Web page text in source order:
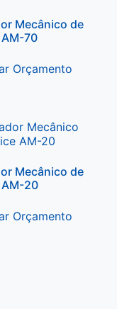
Mecânico de
70
Orçamento
Mecânico de
20
Orçamento